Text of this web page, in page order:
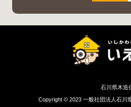
石川県木造
Copyright © 2023 一般社団法人石川